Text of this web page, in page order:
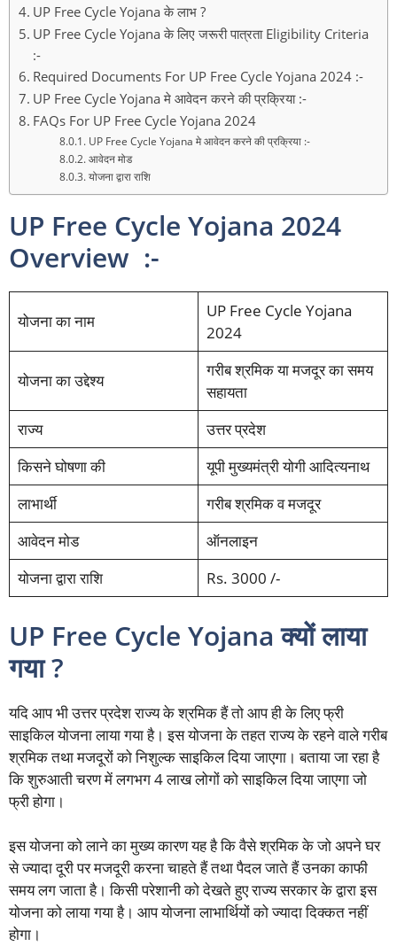
UP Free Cycle Yojana के लाभ ?
UP Free Cycle Yojana के लिए जरूरी पात्रता Eligibility Criteria
:-
Required Documents For UP Free Cycle Yojana 2024 :-
UP Free Cycle Yojana मे आवेदन करने की प्रक्रिया :-
FAQs For UP Free Cycle Yojana 2024
UP Free Cycle Yojana मे आवेदन करने की प्रक्रिया :-
आवेदन मोड
योजना द्वारा राशि
UP Free Cycle Yojana 2024
Overview :-
योजना का नाम
UP Free Cycle Yojana
2024
योजना का उद्देश्य
गरीब श्रमिक या मजदूर का समय
सहायता
राज्य
उत्तर प्रदेश
किसने घोषणा की
यूपी मुख्यमंत्री योगी आदित्यनाथ
लाभार्थी
गरीब श्रमिक व मजदूर
आवेदन मोड
ऑनलाइन
योजना द्वारा राशि
Rs. 3000 /-
UP Free Cycle Yojana क्यों लाया
गया ?
यदि आप भी उत्तर प्रदेश राज्य के श्रमिक हैं तो आप ही के लिए फ्री
साइकिल योजना लाया गया है। इस योजना के तहत राज्य के रहने वाले गरीब
श्रमिक तथा मजदूरों को निशुल्क साइकिल दिया जाएगा। बताया जा रहा है
कि शुरुआती चरण में लगभग 4 लाख लोगों को साइकिल दिया जाएगा जो
फ्री होगा।
इस योजना को लाने का मुख्य कारण यह है कि वैसे श्रमिक के जो अपने घर
से ज्यादा दूरी पर मजदूरी करना चाहते हैं तथा पैदल जाते हैं उनका काफी
समय लग जाता है। किसी परेशानी को देखते हुए राज्य सरकार के द्वारा इस
योजना को लाया गया है। आप योजना लाभार्थियों को ज्यादा दिक्कत नहीं
होगा।